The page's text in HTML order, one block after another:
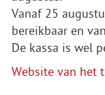
Vanaf 25
bereikbaar en
De kassa is wel
Website van het